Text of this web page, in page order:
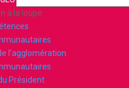
à la loupe
l’agglomération
Président